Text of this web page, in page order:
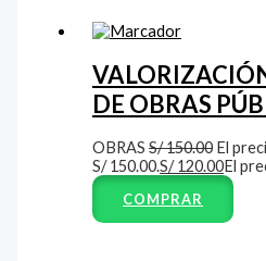
DE OBRAS
OBRASS/150.00 El
S/ 150.00.S/120.00El
COMPRAR